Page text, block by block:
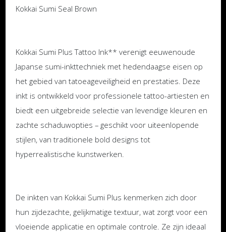
Kokkai Sumi Seal Brown
Kokkai Sumi Plus Tattoo Ink** verenigt eeuwenoude
Japanse sumi-inkttechniek met hedendaagse eisen op
het gebied van tatoeageveiligheid en prestaties. Deze
inkt is ontwikkeld voor professionele tattoo-artiesten en
biedt een uitgebreide selectie van levendige kleuren en
zachte schaduwopties – geschikt voor uiteenlopende
stijlen, van traditionele bold designs tot
hyperrealistische kunstwerken.
De inkten van Kokkai Sumi Plus kenmerken zich door
hun zijdezachte, gelijkmatige textuur, wat zorgt voor een
vloeiende applicatie en optimale controle. Ze zijn ideaal